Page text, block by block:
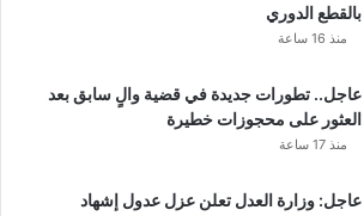
بالقطع الدوري
منذ 16 ساعة
عاجل.. تطورات جديدة في قضية والٍ سابق بعد
العثور على محجوزات خطيرة
منذ 17 ساعة
عاجل: وزارة العدل تعلن عزل عدول إشهاد